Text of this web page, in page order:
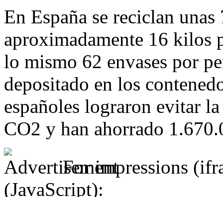
En España se reciclan
aproximadamente 16 kilos
lo mismo 62 envases por
depositado en los
españoles lograron evitar
CO2 y han ahorrado
For impressions
(JavaScript):